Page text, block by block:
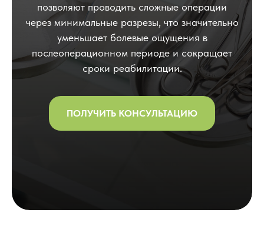
позволяют проводить сложные операции
через минимальные разрезы, что значительно
уменьшает болевые ощущения в
послеоперационном периоде и сокращает
сроки реабилитации.
ПОЛУЧИТЬ КОНСУЛЬТАЦИЮ